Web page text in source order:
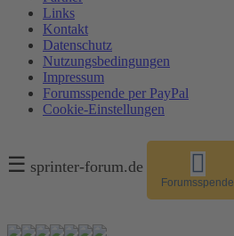
Links
Kontakt
Datenschutz
Nutzungsbedingungen
Impressum
Forumsspende per PayPal
Cookie-Einstellungen
☰ sprinter-forum.de
Forumsspende